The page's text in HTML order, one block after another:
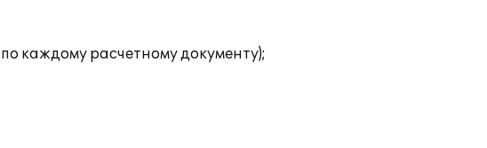
каждому расчетному документу);